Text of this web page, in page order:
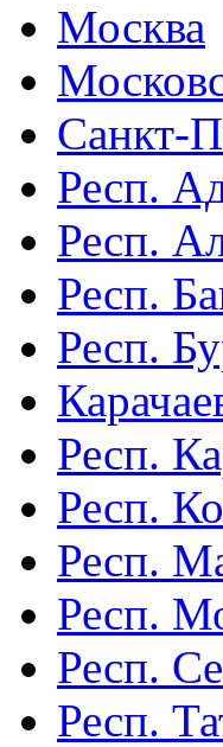
Москва
Санкт-
Респ.
Респ.
Респ.
Респ.
Респ.
Респ.
Респ.
Респ.
Респ.
Респ.